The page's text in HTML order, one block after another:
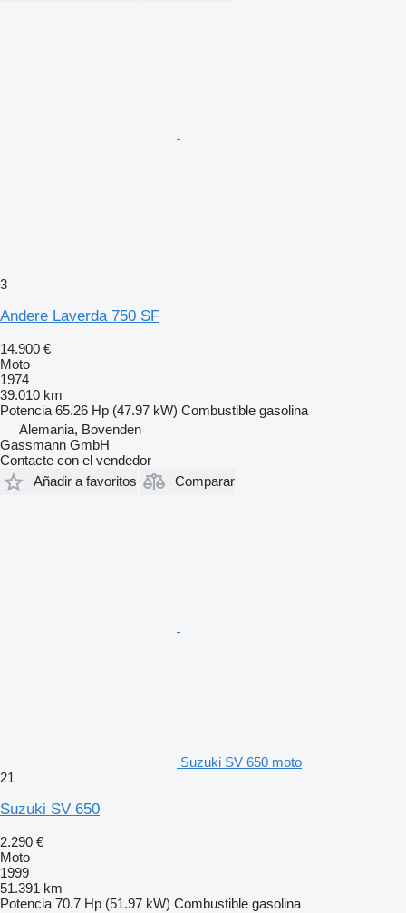
3
Andere Laverda 750 SF
14.900 €
Moto
1974
39.010 km
Potencia 65.26 Hp (47.97 kW) Combustible gasolina
Alemania, Bovenden
Gassmann GmbH
Contacte con el vendedor
Añadir a favoritos
Comparar
Suzuki SV 650 moto
21
Suzuki SV 650
2.290 €
Moto
1999
51.391 km
Potencia 70.7 Hp (51.97 kW) Combustible gasolina